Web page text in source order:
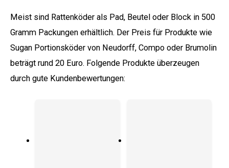
Meist sind Rattenköder als Pad, Beutel oder Block in 500
Gramm Packungen erhältlich. Der Preis für Produkte wie
Sugan Portionsköder von Neudorff, Compo oder Brumolin
beträgt rund 20 Euro. Folgende Produkte überzeugen
durch gute Kundenbewertungen: